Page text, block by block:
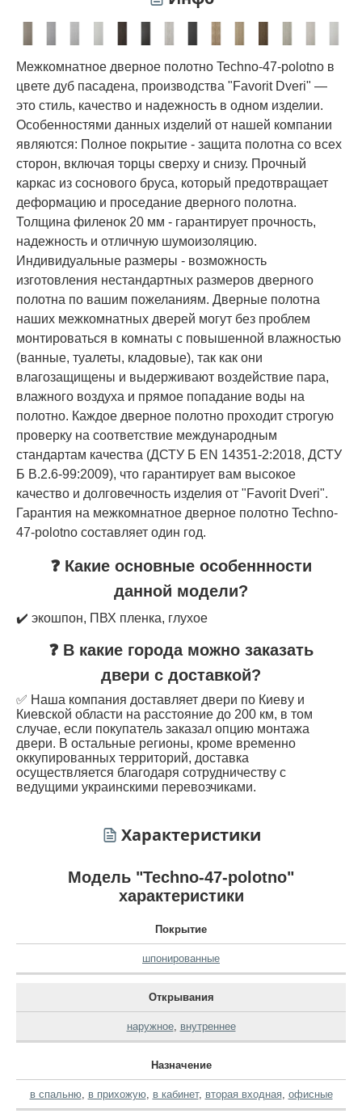
Межкомнатное дверное полотно Techno-47-polotno в
цвете дуб пасадена, производства "Favorit Dveri" —
это стиль, качество и надежность в одном изделии.
Особенностями данных изделий от нашей компании
являются: Полное покрытие - защита полотна со всех
сторон, включая торцы сверху и снизу. Прочный
каркас из соснового бруса, который предотвращает
деформацию и проседание дверного полотна.
Толщина филенок 20 мм - гарантирует прочность,
надежность и отличную шумоизоляцию.
Индивидуальные размеры - возможность
изготовления нестандартных размеров дверного
полотна по вашим пожеланиям. Дверные полотна
наших межкомнатных дверей могут без проблем
монтироваться в комнаты с повышенной влажностью
(ванные, туалеты, кладовые), так как они
влагозащищены и выдерживают воздействие пара,
влажного воздуха и прямое попадание воды на
полотно. Каждое дверное полотно проходит строгую
проверку на соответствие международным
стандартам качества (ДСТУ Б EN 14351-2:2018, ДСТУ
Б В.2.6-99:2009), что гарантирует вам высокое
качество и долговечность изделия от "Favorit Dveri".
Гарантия на межкомнатное дверное полотно Techno-
47-polotno составляет один год.
❓ Какие основные особеннности
данной модели?
✔️ экошпон, ПВХ пленка, глухое
❓ В какие города можно заказать
двери с доставкой?
✅ Наша компания доставляет двери по Киеву и
Киевской области на расстояние до 200 км, в том
случае, если покупатель заказал опцию монтажа
двери. В остальные регионы, кроме временно
оккупированных территорий, доставка
осуществляется благодаря сотрудничеству с
ведущими украинскими перевозчиками.
Характеристики
Модель "Techno-47-polotno"
характеристики
Покрытие
шпонированные
Открывания
наружное, внутреннее
Назначение
в спальню, в прихожую, в кабинет, вторая входная, офисные